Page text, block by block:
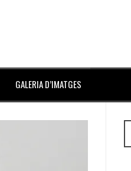
GALERIA D’IMATGES